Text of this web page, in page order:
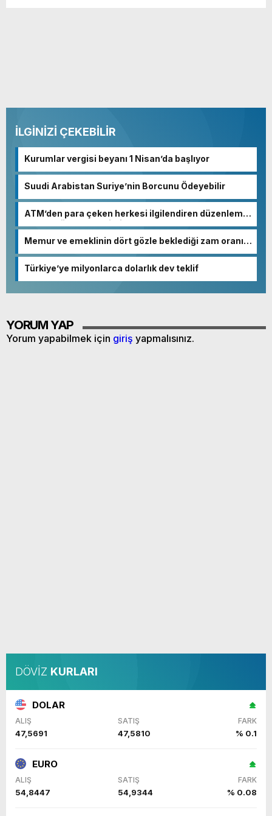
İLGİNİZİ ÇEKEBİLİR
Kurumlar vergisi beyanı 1 Nisan’da başlıyor
Suudi Arabistan Suriye’nin Borcunu Ödeyebilir
ATM’den para çeken herkesi ilgilendiren düzenleme!
Sayılar tümden değişti
Memur ve emeklinin dört gözle beklediği zam oranı
Türkiye’ye milyonlarca dolarlık dev teklif
YORUM YAP
Yorum yapabilmek için giriş yapmalısınız.
DÖVİZ KURLARI
DOLAR
ALIŞ SATIŞ FARK
47,5691 47,5810 % 0.1
EURO
ALIŞ SATIŞ FARK
54,8447 54,9344 % 0.08